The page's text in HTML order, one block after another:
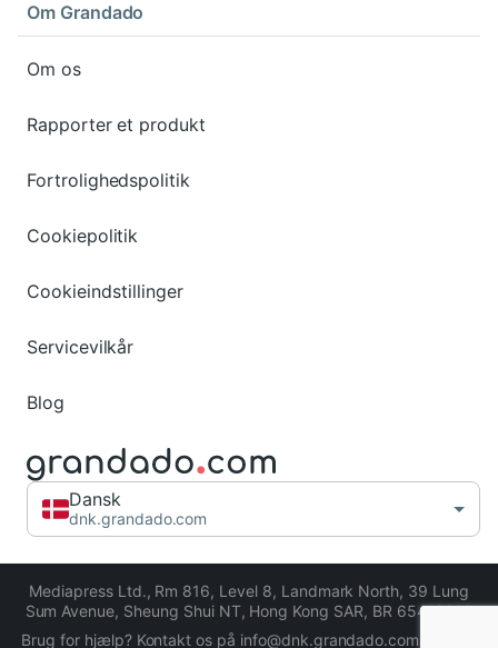
Om Grandado
Om os
Rapporter et produkt
Fortrolighedspolitik
Cookiepolitik
Cookieindstillinger
Servicevilkår
Blog
Dansk
dnk.grandado.com
Mediapress Ltd., Rm 816, Level 8, Landmark North, 39 Lung
Sum Avenue, Sheung Shui NT, Hong Kong SAR, BR 65413206
Brug for hjælp? Kontakt os på info@dnk.grandado.com eller gå